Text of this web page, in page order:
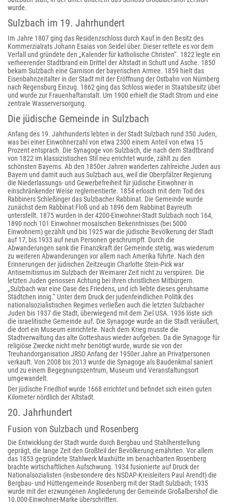
wurde.
Sulzbach im 19. Jahrhundert
Im Jahre 1807 ging das Residenzschloss durch Kauf in den Besitz des
Kommerzialrats Johann Esaias von Seidel über. Dieser rettete es vor dem
Verfall und gründete den „Kalender für katholische Christen“. 1822 legte ein
verheerender Stadtbrand ein Drittel der Altstadt in Schutt und Asche. 1850
bekam Sulzbach eine Garnison der bayerischen Armee. 1859 hielt das
Eisenbahnzeitalter in der Stadt mit der Eröffnung der Ostbahn von Nürnberg
nach Regensburg Einzug. 1862 ging das Schloss wieder in Staatsbesitz über
und wurde zur Frauenhaftanstalt. Um 1900 erhielt die Stadt Strom und eine
zentrale Wasserversorgung.
Die jüdische Gemeinde in Sulzbach
Anfang des 19. Jahrhunderts lebten in der Stadt Sulzbach rund 350 Juden,
was bei einer Einwohnerzahl von etwa 2300 einem Anteil von etwa 15
Prozent entsprach. Die Synagoge von Sulzbach, die nach dem Stadtbrand
von 1822 im klassizistischen Stil neu errichtet wurde, zählt zu den
schönsten Bayerns. Ab den 1850er Jahren wanderten zahlreiche Juden aus
Bayern und damit auch aus Sulzbach aus, weil die Oberpfälzer Regierung
die Niederlassungs- und Gewerbefreiheit für jüdische Einwohner in
einschränkender Weise reglementierte. 1854 erlosch mit dem Tod des
Rabbiners Schleßinger das Sulzbacher Rabbinat. Die Gemeinde wurde
zunächst dem Rabbinat Floß und ab 1896 dem Rabbinat Bayreuth
unterstellt. 1875 wurden in der 4200-Einwohner-Stadt Sulzbach noch 164,
1890 noch 101 Einwohner mosaischen Bekenntnisses (bei 5000
Einwohnern) gezählt und bis 1925 war die jüdische Bevölkerung der Stadt
auf 17, bis 1933 auf neun Personen geschrumpft. Durch die
Abwanderungen sank die Finanzkraft der Gemeinde stetig, was wiederum
zu weiteren Abwanderungen vor allem nach Amerika führte. Nach den
Erinnerungen der jüdischen Zeitzeugin Charlotte Stein-Pick war
Antisemitismus im Sulzbach der Weimarer Zeit nicht zu verspüren. Die
letzten Juden genossen Achtung bei ihren christlichen Mitbürgern.
„Sulzbach war eine Oase des Friedens, und ich liebte dieses geruhsame
Städtchen innig.“ Unter dem Druck der judenfeindlichen Politik des
nationalsozialistischen Regimes verließen auch die letzten Sulzbacher
Juden bis 1937 die Stadt, überwiegend mit dem Ziel USA. 1936 löste sich
die israelitische Gemeinde auf. Die Synagoge wurde an die Stadt veräußert,
die dort ein Museum einrichtete. Nach dem Krieg musste die
Stadtverwaltung das alte Gotteshaus wieder aufgeben. Da die Synagoge für
religiöse Zwecke nicht mehr benötigt wurde, wurde sie von der
Treuhandorganisation JRSO Anfang der 1950er Jahre an Privatpersonen
verkauft. Von 2008 bis 2013 wurde die Synagoge als Baudenkmal saniert
und zu einem Begegnungszentrum, Museum und Veranstaltungsort
umgewandelt.
Der jüdische Friedhof wurde 1668 errichtet und befindet sich einen guten
Kilometer nördlich der Altstadt.
20. Jahrhundert
Fusion von Sulzbach und Rosenberg
Die Entwicklung der Stadt wurde durch Bergbau und Stahlherstellung
geprägt, die lange Zeit den Großteil der Bevölkerung ernährten. Vor allem
das 1853 gegründete Stahlwerk Maxhütte im benachbarten Rosenberg
brachte wirtschaftlichen Aufschwung. 1934 fusionierte auf Druck der
Nationalsozialisten (insbesondere des NSDAP-Kreisleiters Paul Arendt) die
Bergbau- und Hüttengemeinde Rosenberg mit der Stadt Sulzbach; 1935
wurde mit der erzwungenen Angliederung der Gemeinde Großalbershof die
10.000-Einwohner-Marke überschritten.